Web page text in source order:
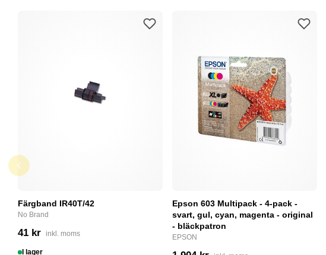
Färgband IR40T/42
No Brand
41 kr inkl. moms
I lager
Epson 603 Multipack - 4-pack -
svart, gul, cyan, magenta - original
- bläckpatron
EPSON